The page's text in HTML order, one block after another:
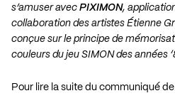
s’amuser avec PIXIMON,
collaboration des artistes Étienne
conçue sur le principe de
couleurs du jeu SIMON des années
Pour lire la suite du communiqué